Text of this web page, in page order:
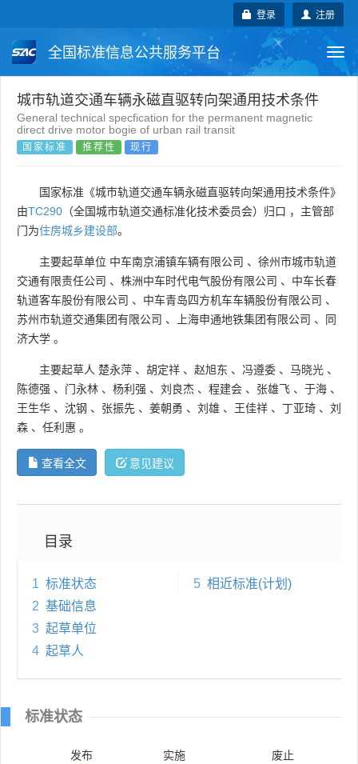
注册
登录
全国标准信息公共服务平台
国家标准 行业标准 地方标准
团体标准 企业标准
城市轨道交通车辆永磁直驱转向架通用技术条件
General technical specfication for the permanent magnetic
direct drive motor bogie of urban rail transit
国家标准 推荐性 现行
国家标准《城市轨道交通车辆永磁直驱转向架通用技术条件》
由TC290 （全国城市轨道交通标准化技术委员会）归口 ，主管部
门为住房城乡建设部。
主要起草单位 中车南京浦镇车辆有限公司 、 徐州市城市轨道
交通有限责任公司 、 株洲中车时代电气股份有限公司 、 中车长春
轨道客车股份有限公司 、 中车青岛四方机车车辆股份有限公司 、
苏州市轨道交通集团有限公司 、 上海申通地铁集团有限公司 、
同
济大学 。
主要起草人 楚永萍 、 胡定祥 、 赵旭东 、 冯遵委 、 马晓光 、
陈德强 、 门永林 、 杨利强 、 刘良杰 、 程建会 、 张雄飞 、 于海 、
王生华 、 沈钢 、 张振先 、 姜朝勇 、 刘雄 、 王佳祥 、 丁亚琦 、 刘
森 、 任利惠 。
查看全文 意见建议
目录
1 标准状态
2 基础信息
3 起草单位
4 起草人
5 相近标准(计划)
标准状态
发布 实施 废止